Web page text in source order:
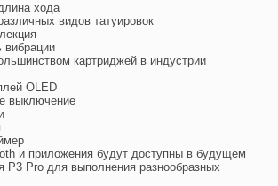
хода
видов татуировок
вибрации
картриджей в индустрии
OLED
выключение
и приложения будут доступны в будущем
P3 Pro для выполнения разнообразных